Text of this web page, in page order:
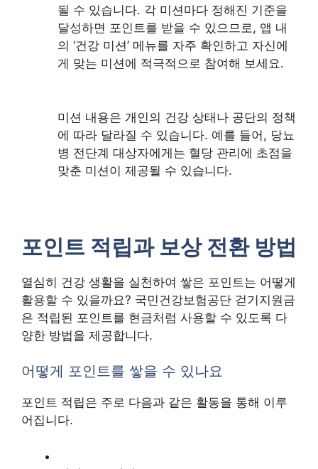
될 수 있습니다. 각 미션마다 정해진 기준을
달성하면 포인트를 받을 수 있으므로, 앱 내
의 ‘건강 미션’ 메뉴를 자주 확인하고 자신에
게 맞는 미션에 적극적으로 참여해 보세요.
미션 내용은 개인의 건강 상태나 공단의 정책
에 따라 달라질 수 있습니다. 예를 들어, 당뇨
병 전단계 대상자에게는 혈당 관리에 초점을
맞춘 미션이 제공될 수 있습니다.
포인트 적립과 보상 전환 방법
열심히 건강 생활을 실천하여 쌓은 포인트는 어떻게
활용할 수 있을까요? 국민건강보험공단 걷기지원금
은 적립된 포인트를 현금처럼 사용할 수 있도록 다
양한 방법을 제공합니다.
어떻게 포인트를 쌓을 수 있나요
포인트 적립은 주로 다음과 같은 활동을 통해 이루
어집니다.